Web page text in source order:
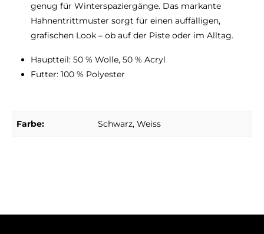
genug für Winterspaziergänge. Das markante
Hahnentrittmuster sorgt für einen auffälligen,
grafischen Look – ob auf der Piste oder im Alltag.
Hauptteil: 50 % Wolle, 50 % Acryl
Futter: 100 % Polyester
Farbe: Schwarz, Weiss